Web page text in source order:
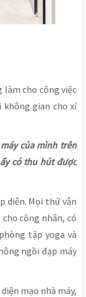
làm cho công việc
gian cho xí
của mình trên
có thu hút được
diễn. Mọi thứ vẫn
công nhân, có
tập yoga và
ngồi đạp máy
mạo nhà máy,